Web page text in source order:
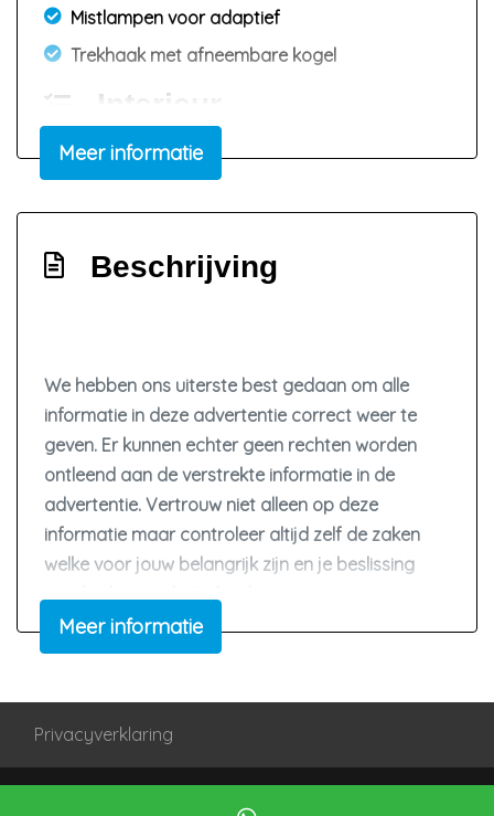
Mistlampen voor adaptief
Trekhaak met afneembare kogel
Interieur
Achterbank in delen neerklapbaar
Bestuurdersstoel in hoogte verstelbaar
Stuur en versnellingspook (kunst)leder
Stuur leder
Stuur verstelbaar
Overige
Anti blokkeer systeem
Anti doorslip regeling
Bestuurdersairbag
Bluetooth
Elektronisch stabiliteits programma
Elektronische remkrachtverdeling
Meer informatie
Beschrijving
We hebben ons uiterste best gedaan om alle
informatie in deze advertentie correct weer te
geven. Er kunnen echter geen rechten worden
ontleend aan de verstrekte informatie in de
advertentie. Vertrouw niet alleen op deze
informatie maar controleer altijd zelf de zaken
welke voor jouw belangrijk zijn en je beslissing
zouden kunnen beïnvloeden. Neem contact op
met de verkoper voor aanvullende vragen.
Meer informatie
Privacyverklaring
Mobilox